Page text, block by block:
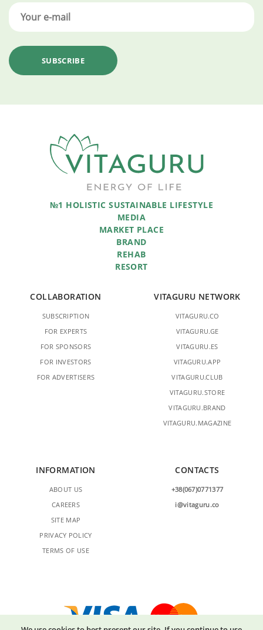
№1 HOLISTIC SUSTAINABLE LIFESTYLE
MEDIA
MARKET PLACE
BRAND
REHAB
RESORT
COLLABORATION
SUBSCRIPTION
FOR EXPERTS
FOR SPONSORS
FOR INVESTORS
FOR ADVERTISERS
VITAGURU NETWORK
VITAGURU.CO
VITAGURU.GE
VITAGURU.ES
VITAGURU.APP
VITAGURU.CLUB
VITAGURU.STORE
VITAGURU.BRAND
VITAGURU.MAGAZINE
INFORMATION
ABOUT US
CAREERS
SITE MAP
PRIVACY POLICY
TERMS OF USE
CONTACTS
+38(067)0771377
i@vitaguru.co